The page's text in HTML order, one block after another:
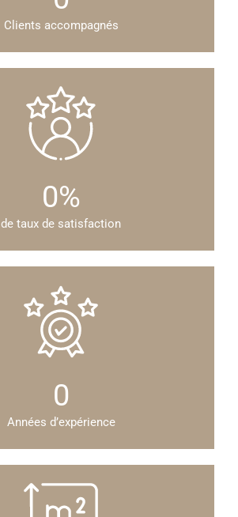
Clients accompagnés
0%
de taux de satisfaction
0
Années d’expérience